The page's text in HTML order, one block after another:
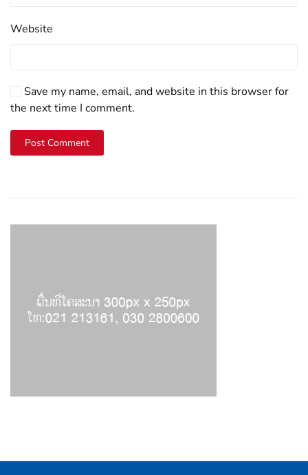
Website
Save my name, email, and website in this browser for
the next time I comment.
Post Comment